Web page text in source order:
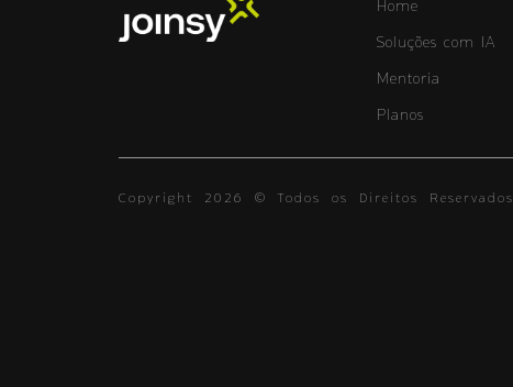
Home
Soluções com IA
Mentoria
Planos
Copyright 2026 © Todos os Direitos Reservados.